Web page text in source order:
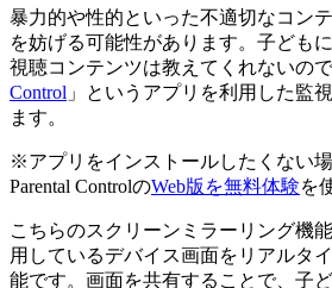
暴力的や性的といった不適切なコン
を妨げる可能性があります。子ども
視聴コンテンツは教えてくれないので
Control 」というアプリを利用した監
ます。
※アプリをインストールしたくない
Parental ControlのWeb版を無料体験を
こちらのスクリーンミラーリング機
用しているデバイス画面をリアルタ
能です。画面を共有することで、子